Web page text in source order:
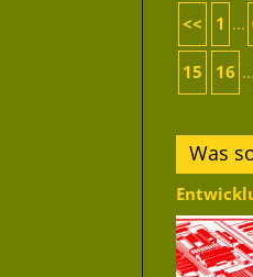
<< 1 ...
15 16 ...
Was